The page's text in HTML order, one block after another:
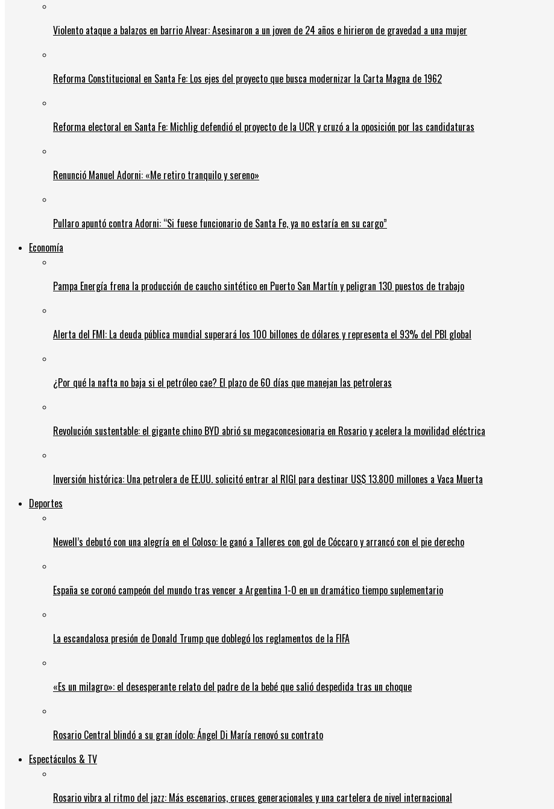
Violento ataque a balazos en barrio Alvear: Asesinaron a un joven de 24 años e hirieron de gravedad a una mujer
Reforma Constitucional en Santa Fe: Los ejes del proyecto que busca modernizar la Carta Magna de 1962
Reforma electoral en Santa Fe: Michlig defendió el proyecto de la UCR y cruzó a la oposición por las candidaturas
Renunció Manuel Adorni: «Me retiro tranquilo y sereno»
Pullaro apuntó contra Adorni: “Si fuese funcionario de Santa Fe, ya no estaría en su cargo”
Economía
Pampa Energía frena la producción de caucho sintético en Puerto San Martín y peligran 130 puestos de trabajo
Alerta del FMI: La deuda pública mundial superará los 100 billones de dólares y representa el 93% del PBI global
¿Por qué la nafta no baja si el petróleo cae? El plazo de 60 días que manejan las petroleras
Revolución sustentable: el gigante chino BYD abrió su megaconcesionaria en Rosario y acelera la movilidad eléctrica
Inversión histórica: Una petrolera de EE.UU. solicitó entrar al RIGI para destinar US$ 13.800 millones a Vaca Muerta
Deportes
Newell’s debutó con una alegría en el Coloso: le ganó a Talleres con gol de Cóccaro y arrancó con el pie derecho
España se coronó campeón del mundo tras vencer a Argentina 1-0 en un dramático tiempo suplementario
La escandalosa presión de Donald Trump que doblegó los reglamentos de la FIFA
«Es un milagro»: el desesperante relato del padre de la bebé que salió despedida tras un choque
Rosario Central blindó a su gran ídolo: Ángel Di María renovó su contrato
Espectáculos & TV
Rosario vibra al ritmo del jazz: Más escenarios, cruces generacionales y una cartelera de nivel internacional